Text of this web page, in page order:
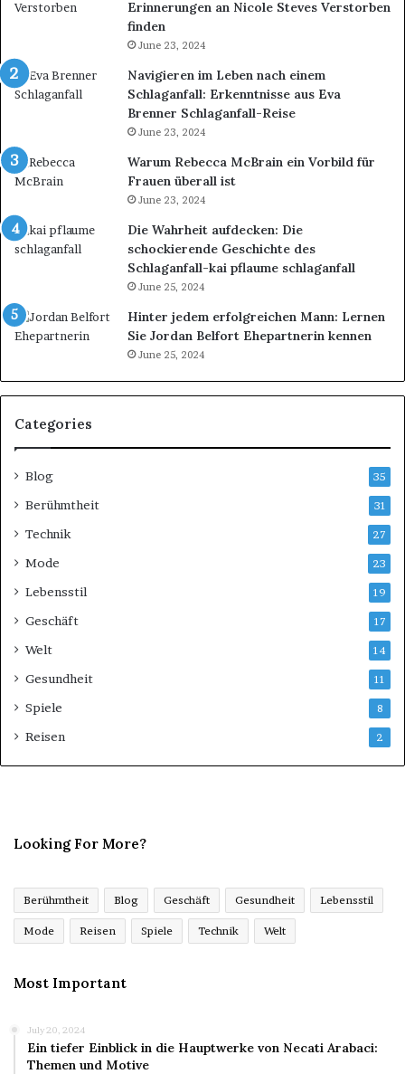
Erinnerungen an Nicole Steves Verstorben
finden
June 23, 2024
Navigieren im Leben nach einem
Schlaganfall: Erkenntnisse aus Eva
Brenner Schlaganfall-Reise
June 23, 2024
Warum Rebecca McBrain ein Vorbild für
Frauen überall ist
June 23, 2024
Die Wahrheit aufdecken: Die
schockierende Geschichte des
Schlaganfall-kai pflaume schlaganfall
June 25, 2024
Hinter jedem erfolgreichen Mann: Lernen
Sie Jordan Belfort Ehepartnerin kennen
June 25, 2024
Categories
Blog 35
Berühmtheit 31
Technik 27
Mode 23
Lebensstil 19
Geschäft 17
Welt 14
Gesundheit 11
Spiele 8
Reisen 2
Looking For More?
Berühmtheit Blog Geschäft Gesundheit Lebensstil
Mode Reisen Spiele Technik Welt
Most Important
July 20, 2024
Ein tiefer Einblick in die Hauptwerke von Necati Arabaci:
Themen und Motive